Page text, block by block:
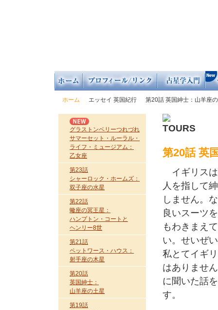
ホーム エッセイ 英国紀行 第20話 英国紳士：山羊座
グラストンベリーつれづれ
サマーセット・ルーラル・
ライフ・ミュージアム：
乙女座
第23話
シャーロック・ホームズ：
双子座の水星
第22話
蠍座の冥王星：
ハンプトン・コートと
ヘンリー8世
第21話
ペットワース・ハウス：
射手座の木星
第20話
英国紳士：
山羊座の土星
第19話
第20話 英
イギリスは
人を指して
しません。
良いスーツ
もわきまえ
い。せいぜ
私とてイギ
はありませ
に聞いた話
す。